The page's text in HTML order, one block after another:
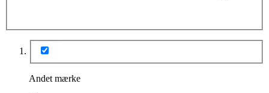
Andet mærke